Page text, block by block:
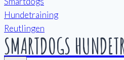
SMARTDOGS